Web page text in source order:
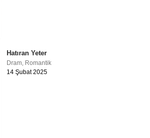
Hatıran Yeter
Dram Romantik
14 Şubat 2025